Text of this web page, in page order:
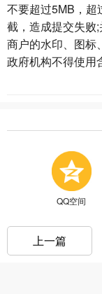
不要超过5MB，超
截，造成提交失败;
商户的水印、图标
政府机构不得使用
QQ空间
上一篇